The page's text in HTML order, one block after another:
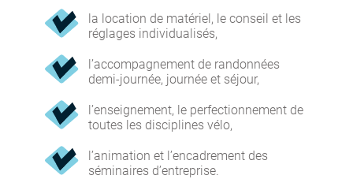
la location de matériel, le conseil et les
réglages individualisés,
l’accompagnement de randonnées
demi-journée, journée et séjour,
l’enseignement, le perfectionnement de
toutes les disciplines vélo,
l’animation et l’encadrement des
séminaires d’entreprise.